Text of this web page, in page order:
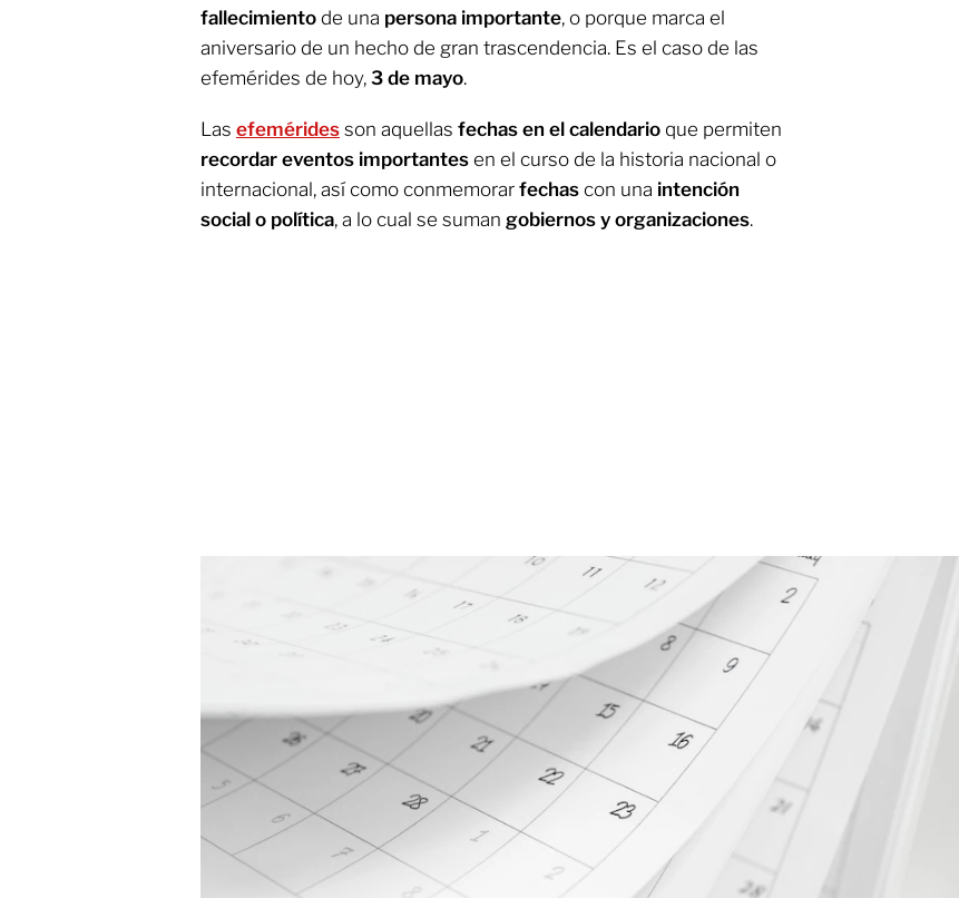
fallecimiento de una persona importante, o porque marca el
aniversario de un hecho de gran trascendencia. Es el caso de las
efemérides de hoy, 3 de mayo.
Las efemérides son aquellas fechas en el calendario que permiten
recordar eventos importantes en el curso de la historia nacional o
internacional, así como conmemorar fechas con una intención
social o política, a lo cual se suman gobiernos y organizaciones.